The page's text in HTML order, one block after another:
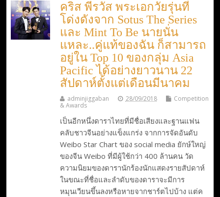
คริส พีรวัส พระเอกวัยรุ่นที่
โด่งดังจาก Sotus The Series
และ Mint To Be นายนั่น
แหละ..คู่แท้ของฉัน ก็สามารถ
อยู่ใน Top 10 ของกลุ่ม Asia
Pacific ได้อย่างยาวนาน 22
สัปดาห์ตั้งแต่เดือนมีนาคม
adminjiggaban 28/09/2018
Competition
& Awards
เป็นอีกหนึ่งดาราไทยที่มีชื่อเสียงและฐานแฟน
คลับชาวจีนอย่างแข็งแกร่ง จากการจัดอันดับ
Weibo Star Chart ของ social media ยักษ์ใหญ่
ของจีน Weibo ที่มีผู้ใช้กว่า 400 ล้านคน วัด
ความนิยมของดารานักร้องนักแสดงรายสัปดาห์
ในขณะที่ชื่อและลำดับของดาราจะมีการ
หมุนเวียนขึ้นลงหรือหายจากชาร์ตไปบ้าง แต่ค